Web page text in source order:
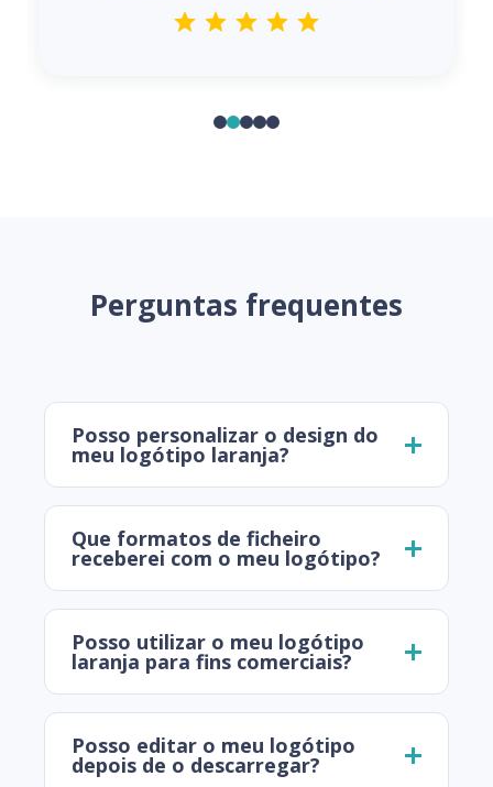
Perguntas frequentes
Posso personalizar o design do
meu logótipo laranja?
Que formatos de ficheiro
receberei com o meu logótipo?
Posso utilizar o meu logótipo
laranja para fins comerciais?
Posso editar o meu logótipo
depois de o descarregar?